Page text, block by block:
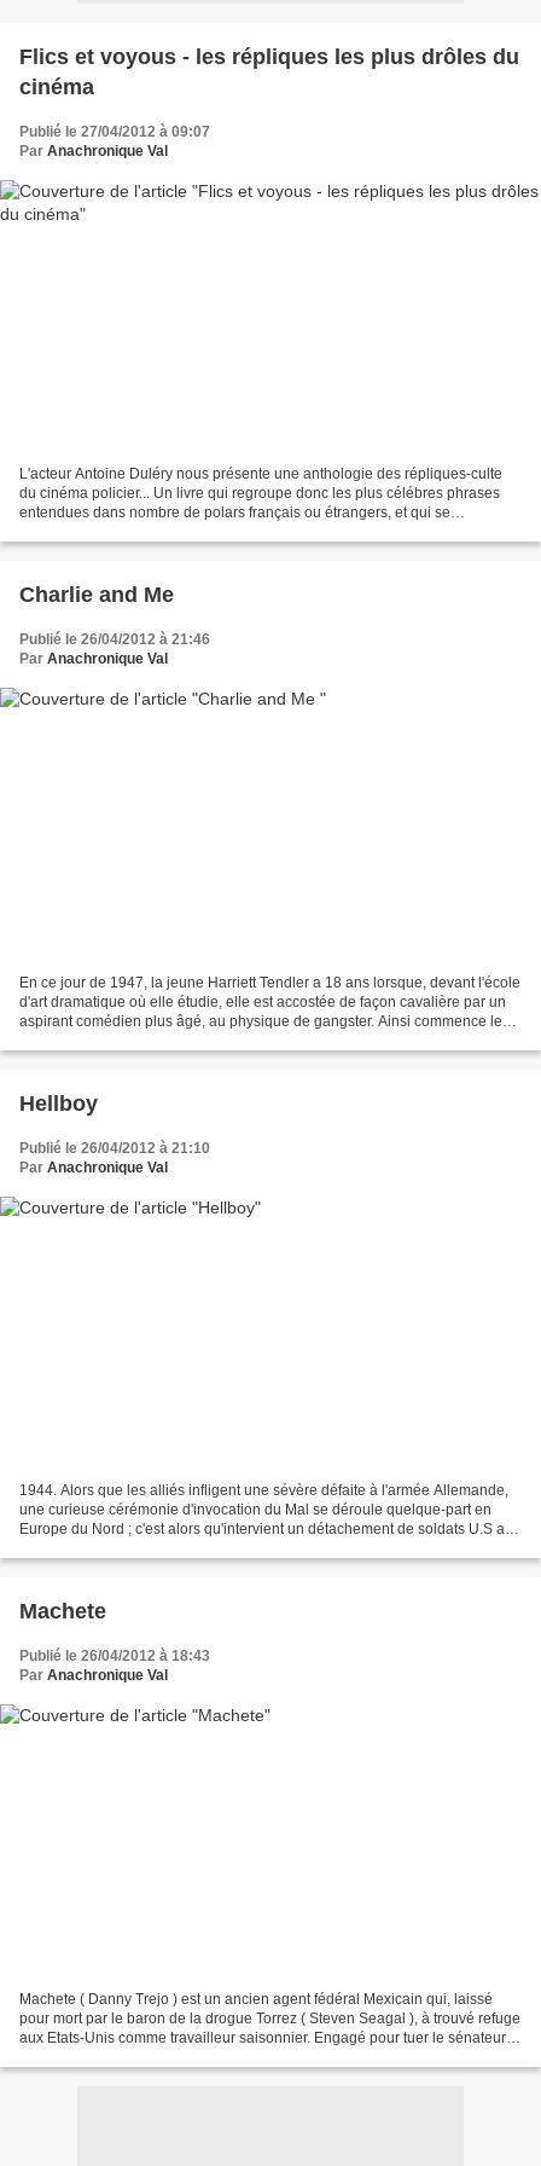
Flics et voyous - les répliques les plus drôles du
cinéma
Publié le 27/04/2012 à 09:07
Par Anachronique Val
L'acteur Antoine Duléry nous présente une anthologie des répliques-culte
du cinéma policier... Un livre qui regroupe donc les plus célébres phrases
entendues dans nombre de polars français ou étrangers, et qui se
Charlie and Me
Publié le 26/04/2012 à 21:46
Par Anachronique Val
En ce jour de 1947, la jeune Harriett Tendler a 18 ans lorsque, devant l'école
d'art dramatique où elle étudie, elle est accostée de façon cavalière par un
aspirant comédien plus âgé, au physique de gangster. Ainsi commence le
Hellboy
Publié le 26/04/2012 à 21:10
Par Anachronique Val
1944. Alors que les alliés infligent une sévère défaite à l'armée Allemande,
une curieuse cérémonie d'invocation du Mal se déroule quelque-part en
Europe du Nord ; c'est alors qu'intervient un détachement de soldats U.S au
Machete
Publié le 26/04/2012 à 18:43
Par Anachronique Val
Machete ( Danny Trejo ) est un ancien agent fédéral Mexicain qui, laissé
pour mort par le baron de la drogue Torrez ( Steven Seagal ), à trouvé refuge
aux Etats-Unis comme travailleur saisonnier. Engagé pour tuer le sénateur